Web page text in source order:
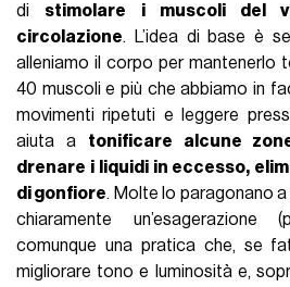
di stimolare i muscoli del
circolazione. L’idea di base è
alleniamo il corpo per mantenerlo
40 muscoli e più che abbiamo in
movimenti ripetuti e leggere
aiuta a tonificare alcune
drenare i liquidi in eccesso,
di gonfiore. Molte lo paragonano a
chiaramente
comunque una pratica che, se
migliorare tono e luminosità e,